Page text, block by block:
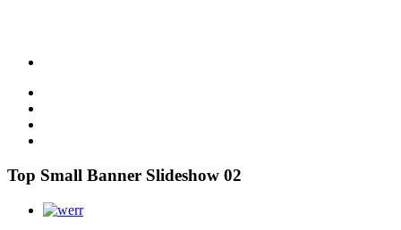
Top Small Banner Slideshow 02